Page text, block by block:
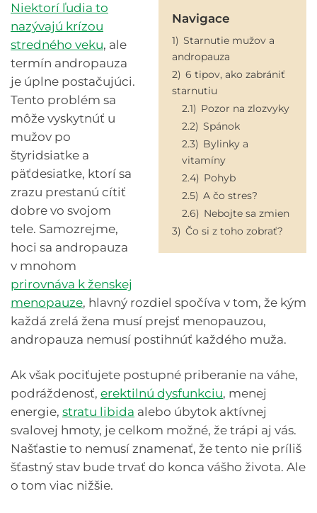
Navigace
1) Starnutie mužov a
andropauza
2) 6 tipov, ako zabrániť
starnutiu
2.1) Pozor na zlozvyky
2.2) Spánok
2.3) Bylinky a
vitamíny
2.4) Pohyb
2.5) A čo stres?
2.6) Nebojte sa zmien
3) Čo si z toho zobrať?
Niektorí ľudia to
nazývajú krízou
stredného veku, ale
termín andropauza
je úplne postačujúci.
Tento problém sa
môže vyskytnúť u
mužov po
štyridsiatke a
päťdesiatke, ktorí sa
zrazu prestanú cítiť
dobre vo svojom
tele. Samozrejme,
hoci sa andropauza
v mnohom
prirovnáva k ženskej
menopauze, hlavný rozdiel spočíva v tom, že kým
každá zrelá žena musí prejsť menopauzou,
andropauza nemusí postihnúť každého muža.
Ak však pociťujete postupné priberanie na váhe,
podráždenosť, erektilnú dysfunkciu, menej
energie, stratu libida alebo úbytok aktívnej
svalovej hmoty, je celkom možné, že trápi aj vás.
Našťastie to nemusí znamenať, že tento nie príliš
šťastný stav bude trvať do konca vášho života. Ale
o tom viac nižšie.